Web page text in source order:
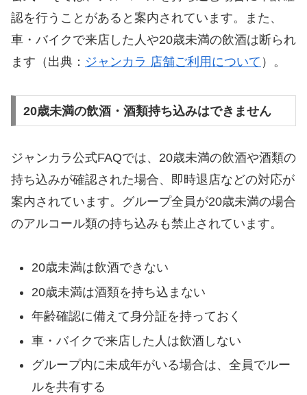
認を行うことがあると案内されています。また、
車・バイクで来店した人や20歳未満の飲酒は断られ
ます（出典： ジャンカラ 店舗ご利用について ）。
20歳未満の飲酒・酒類持ち込みはできません
ジャンカラ公式FAQでは、20歳未満の飲酒や酒類の
持ち込みが確認された場合、即時退店などの対応が
案内されています。グループ全員が20歳未満の場合
のアルコール類の持ち込みも禁止されています。
20歳未満は飲酒できない
20歳未満は酒類を持ち込まない
年齢確認に備えて身分証を持っておく
車・バイクで来店した人は飲酒しない
グループ内に未成年がいる場合は、全員でルー
ルを共有する